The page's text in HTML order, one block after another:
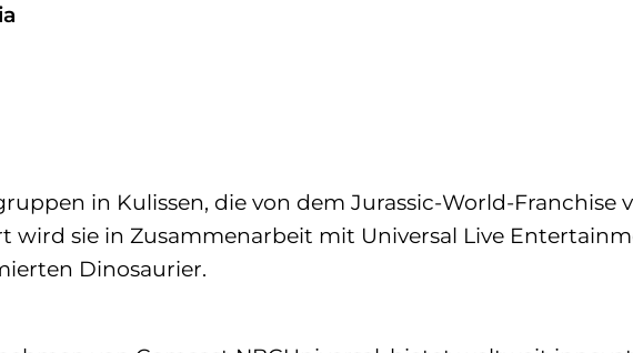
in Kulissen, die von dem Jurassic-World-Franchise
sie in Zusammenarbeit mit Universal Live
Dinosaurier.